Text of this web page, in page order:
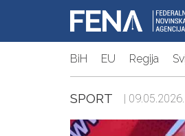
BiH EU Regija
SPORT |